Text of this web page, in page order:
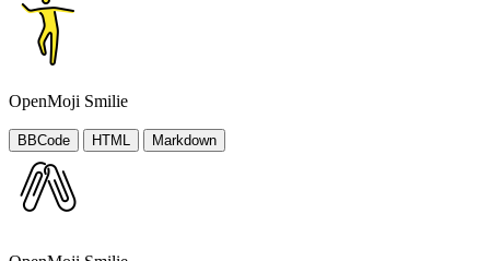
OpenMoji Smilie
BBCode HTML Markdown